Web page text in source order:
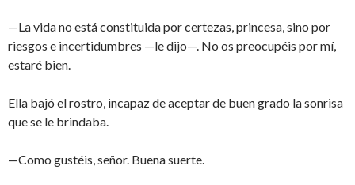
—La vida no está constituida por certezas, princesa, sino por
riesgos e incertidumbres —le dijo—. No os preocupéis por mí,
estaré bien.
Ella bajó el rostro, incapaz de aceptar de buen grado la sonrisa
que se le brindaba.
—Como gustéis, señor. Buena suerte.